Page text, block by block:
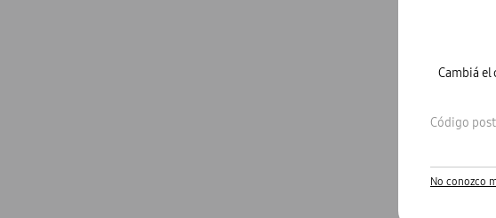
Cambiá
Código
No conozco